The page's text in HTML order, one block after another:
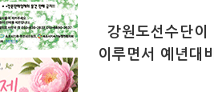
강원도선수단
이루면서 예년대